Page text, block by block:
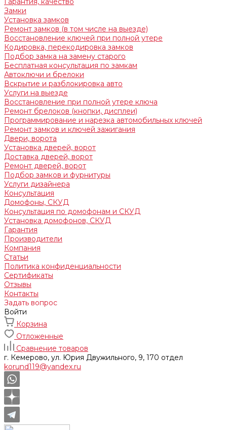
Замки
Установка замков
Ремонт замков (в том числе на выезде)
Восстановление ключей при полной утере
Кодировка, перекодировка замков
Подбор замка на замену старого
Бесплатная консультация по замкам
Автоключи и брелоки
Вскрытие и разблокировка авто
Услуги на выезде
Восстановление при полной утере ключа
Ремонт брелоков (кнопки, дисплеи)
Программирование и нарезка автомобильных ключей
Ремонт замков и ключей зажигания
Двери, ворота
Установка дверей, ворот
Доставка дверей, ворот
Ремонт дверей, ворот
Подбор замков и фурнитуры
Услуги дизайнера
Консультация
Домофоны, СКУД
Консультация по домофонам и СКУД
Установка домофонов, СКУД
Гарантия
Производители
Компания
Статьи
Политика конфиденциальности
Сертификаты
Отзывы
Контакты
Задать вопрос
Войти
Корзина
Отложенные
Сравнение товаров
г. Кемерово, ул. Юрия Двужильного, 9, 170 отдел
korund119@yandex.ru